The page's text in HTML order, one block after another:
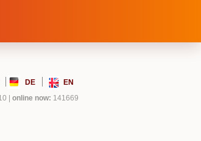
DE
EN
online now: 141669